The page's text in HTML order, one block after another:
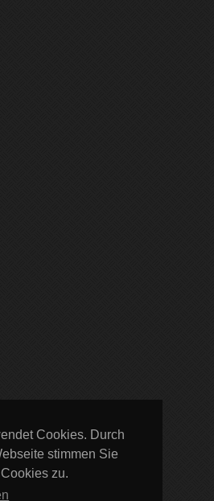
Cookies. Durch
stimmen Sie
zu.